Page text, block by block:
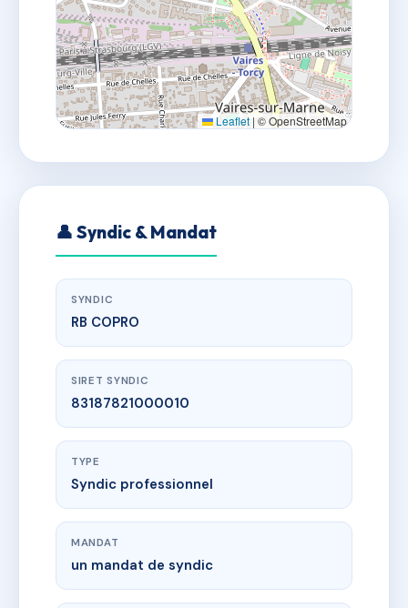
Leaflet | © OpenStreetMap
👤 Syndic & Mandat
SYNDIC
RB COPRO
SIRET SYNDIC
83187821000010
TYPE
Syndic professionnel
MANDAT
un mandat de syndic